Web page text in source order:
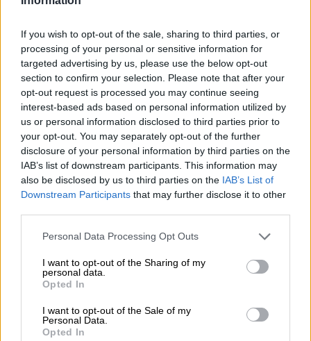
If you wish to opt-out of the sale, sharing to third parties, or
processing of your personal or sensitive information for
targeted advertising by us, please use the below opt-out
section to confirm your selection. Please note that after your
opt-out request is processed you may continue seeing
interest-based ads based on personal information utilized by
us or personal information disclosed to third parties prior to
your opt-out. You may separately opt-out of the further
disclosure of your personal information by third parties on the
IAB’s list of downstream participants. This information may
also be disclosed by us to third parties on the IAB’s List of
Downstream Participants that may further disclose it to other
Personal Data Processing Opt Outs
I want to opt-out of the Sharing of my
personal data.
Opted In
I want to opt-out of the Sale of my
Personal Data.
Opted In
El impuesto al queroseno, una
"ruina" para España que no reducirá
las emisiones
Operación Chamartín, "licencia para
especular"